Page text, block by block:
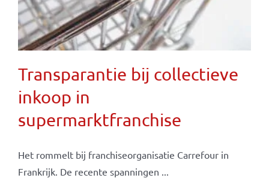
Transparantie bij collectieve
inkoop in
supermarktfranchise
Het rommelt bij franchiseorganisatie Carrefour in
Frankrijk. De recente spanningen ...